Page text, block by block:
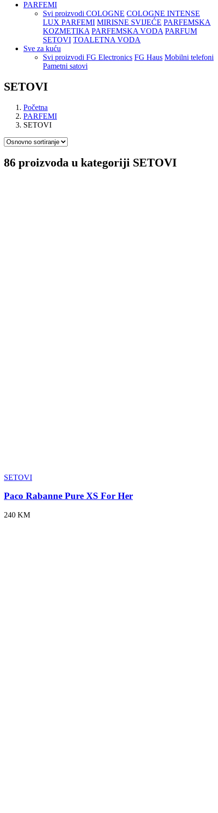
PARFEMI
Svi proizvodi COLOGNE COLOGNE INTENSE
LUX PARFEMI MIRISNE SVIJEĆE PARFEMSKA
KOZMETIKA PARFEMSKA VODA PARFUM
SETOVI TOALETNA VODA
Sve za kuću
Svi proizvodi FG Electronics FG Haus Mobilni telefoni
Pametni satovi
SETOVI
Početna
PARFEMI
SETOVI
86 proizvoda u kategoriji SETOVI
SETOVI
Paco Rabanne Pure XS For Her
240 KM